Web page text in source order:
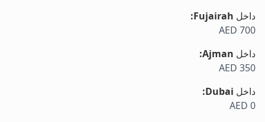
داخل Fujairah
:
AED 700
داخل Ajman
:
AED 350
داخل Dubai
:
AED 0